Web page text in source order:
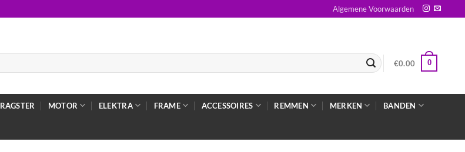
Algemene Voorwaarden
€0.00 0
MOTOR ELEKTRA FRAME ACCESSOIRES REMMEN MERKEN BANDEN